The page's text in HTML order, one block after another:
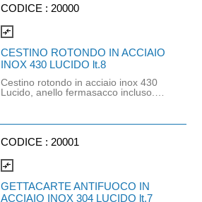
qualsiasi tipo di ambiente, facilitando,
pulizia. La base bilanciata limita i
rovesciamenti accidentali.
CODICE : 20000
compare_arrows
CESTINO ROTONDO IN ACCIAIO
INOX 430 LUCIDO lt.8
Cestino rotondo in acciaio inox 430
Lucido, anello fermasacco incluso.
minima 35 cm. Capacità: 8 lt.
21cm - Ø ingombro: 23,5cm
CODICE : 20001
compare_arrows
GETTACARTE ANTIFUOCO IN
ACCIAIO INOX 304 LUCIDO lt.7